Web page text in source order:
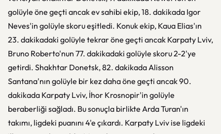
golüyle öne geçti ancak ev sahibi ekip, 18. dakikada Igor
Neves'in golüyle skoru eşitledi. Konuk ekip, Kaua Elias'ın
23. dakikadaki golüyle tekrar öne geçti ancak Karpaty Lviv,
Bruno Roberto'nun 77. dakikadaki golüyle skoru 2-2'ye
getirdi. Shakhtar Donetsk, 82. dakikada Alisson
Santana'nın golüyle bir kez daha öne geçti ancak 90.
dakikada Karpaty Lviv, İhor Krosnopir'in golüyle
beraberliği sağladı. Bu sonuçla birlikte Arda Turan'ın
takımı, ligdeki puanını 4'e çıkardı. Karpaty Lviv ise ligdeki